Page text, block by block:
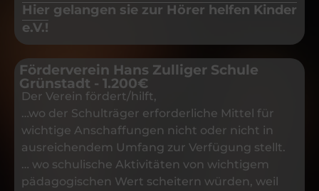
Hier gelangen sie zur Hörer helfen Kinder
e.V.!
Förderverein Hans Zulliger Schule
Grünstadt - 1.200€
Der Verein fördert/hilft,
…wo der Schulträger erforderliche Mittel für
wichtige Anschaffungen nicht oder nicht in
ausreichendem Umfang zur Verfügung stellt.
… wo schulische Aktivitäten von wichtigem
pädagogischen Wert scheitern würden, weil